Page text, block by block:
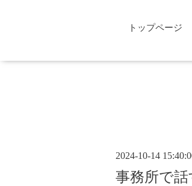
トップページ
2024-10-14
事務所で